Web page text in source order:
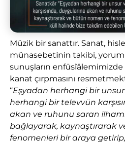
Müzik bir sanattır. Sanat,
münasebetinin takibi,
sunuşların enfüsîâlemimizde
kanat çırpmasını
“Eşyadan herhangi bir
herhangi bir televvün
akan ve ruhunu saran
bağlayarak, kaynaştırarak
fenomenleri bir araya